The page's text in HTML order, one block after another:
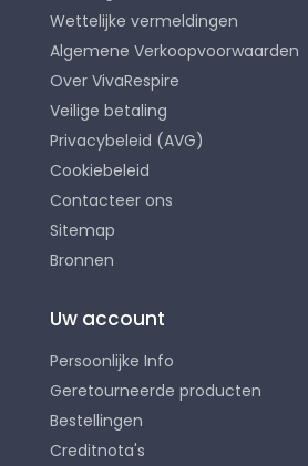
Wettelijke vermeldingen
Algemene Verkoopvoorwaarden
Over VivaRespire
Veilige betaling
Privacybeleid (AVG)
Cookiebeleid
Contacteer ons
Sitemap
Bronnen
Uw account
Persoonlijke Info
Geretourneerde producten
Bestellingen
Creditnota's